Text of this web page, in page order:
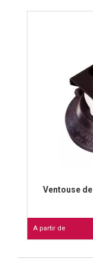
Ventouse
A partir de